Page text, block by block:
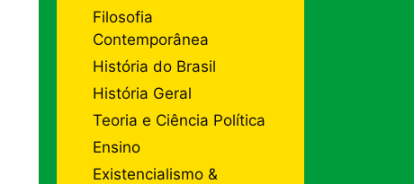
Filosofia
Contemporânea
História do Brasil
História Geral
Teoria e Ciência Política
Ensino
Existencialismo &